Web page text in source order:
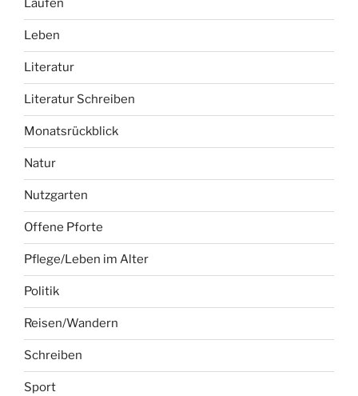
Laufen
Leben
Literatur
Literatur Schreiben
Monatsrückblick
Natur
Nutzgarten
Offene Pforte
Pflege/Leben im Alter
Politik
Reisen/Wandern
Schreiben
Sport